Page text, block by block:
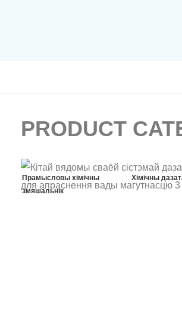
PRODUCT
Прамысловы хімічны
змяшальнік
Хімічны